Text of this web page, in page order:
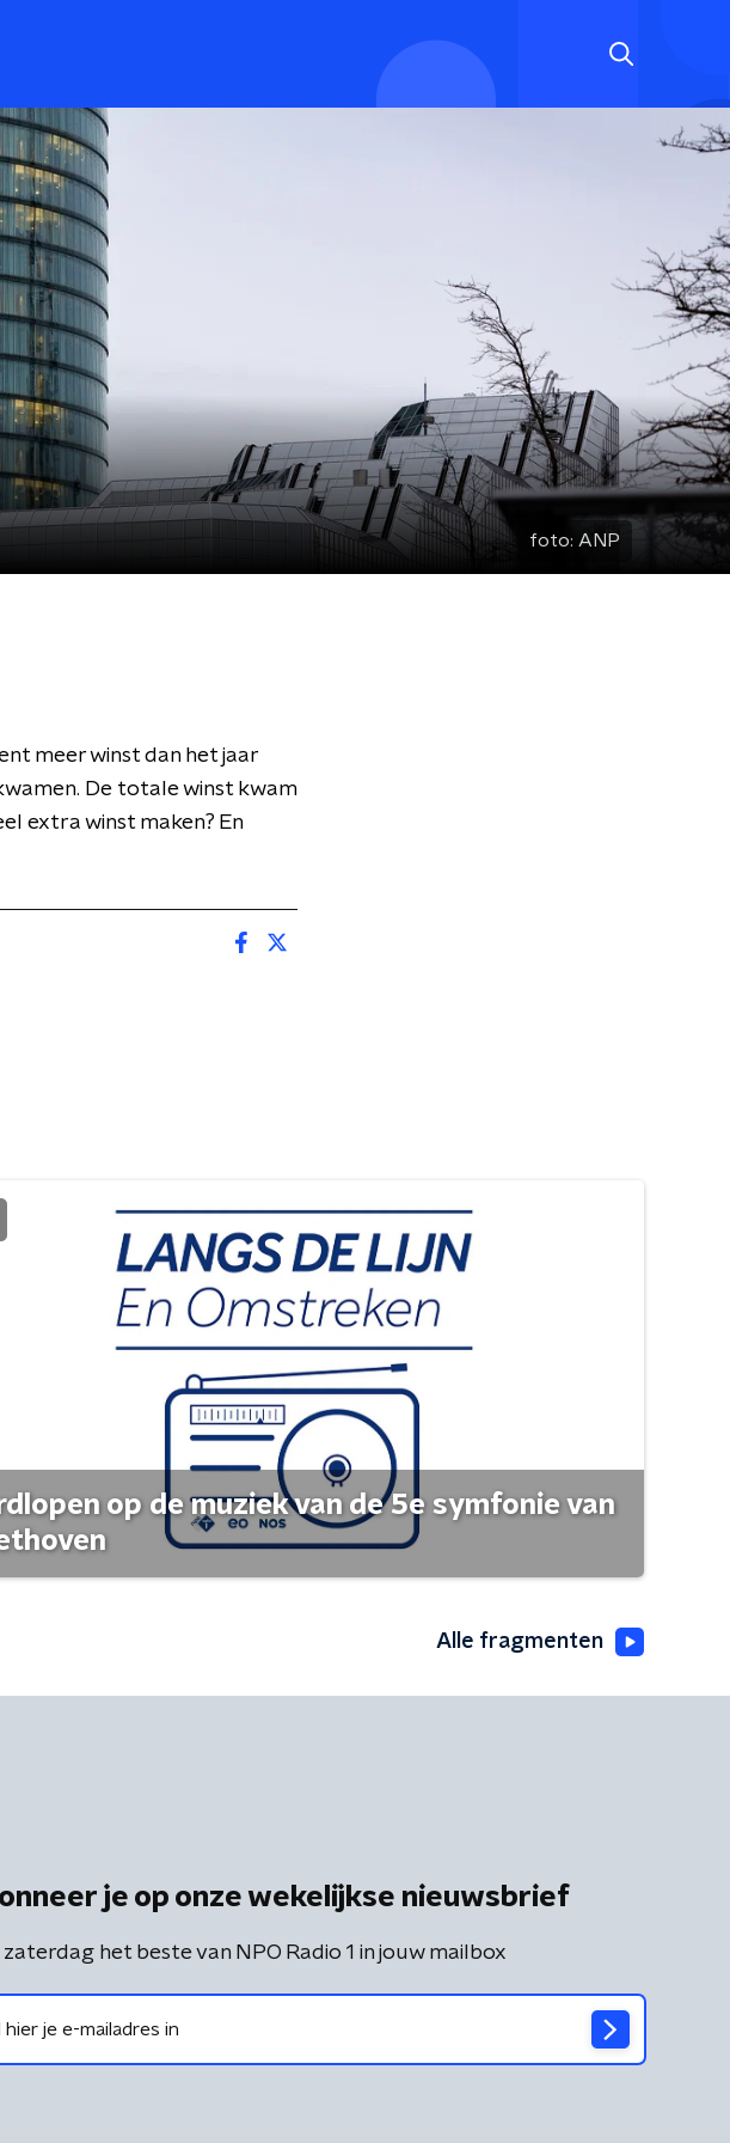
foto: ANP
meer winst dan het jaar
De totale winst kwam
extra winst maken? En
op de muziek van de 5e symfonie van
Alle fragmenten
je op onze wekelijkse nieuwsbrief
zaterdag het beste van NPO Radio 1 in jouw mailbox